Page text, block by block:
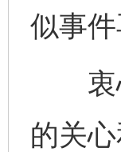
似事件
衷心
的关心